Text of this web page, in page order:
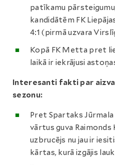
patīkamu
kandidātēm FK
4:1 (pirmā uzvara
Kopā FK Metta pret
laikā ir iekrājusi
Interesanti fakti par
sezonu:
Pret Spartaks
vārtus guva Raimonds
uzbrucējs nu jau ir
kārtas, kurā izgājis